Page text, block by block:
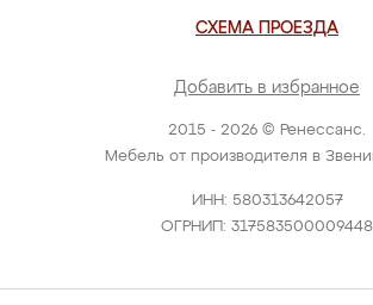
2015 - 2026 © Ренессанс.
Мебель от производителя в
ИНН: 580313642057
ОГРНИП: 317583500009448
СХЕМА ПРОЕЗДА
Добавить в избранное